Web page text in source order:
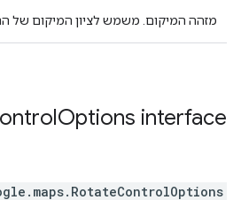
מזהה המיקום. משמש לציון המיקום של
Options interface
. RotateControlOptions